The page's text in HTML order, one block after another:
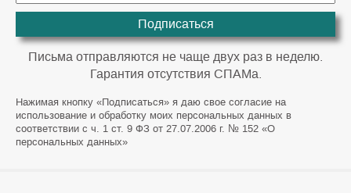
Подписаться
Письма отправляются не чаще двух раз в неделю.
Гарантия отсутствия СПАМа.
Нажимая кнопку «Подписаться» я даю свое согласие на
использование и обработку моих персональных данных в
соответствии с ч. 1 ст. 9 ФЗ от 27.07.2006 г. № 152 «О
персональных данных»